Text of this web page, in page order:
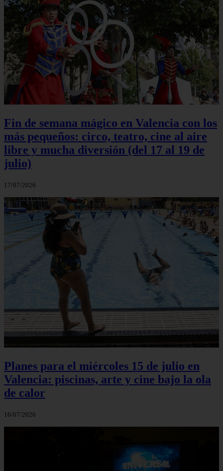
Fin de semana mágico en Valencia con los
más pequeños: circo, teatro, cine al aire
libre y mucha diversión (del 17 al 19 de
julio)
17/07/2026
Planes para el miércoles 15 de julio en
Valencia: piscinas, arte y cine bajo la ola
de calor
16/07/2026